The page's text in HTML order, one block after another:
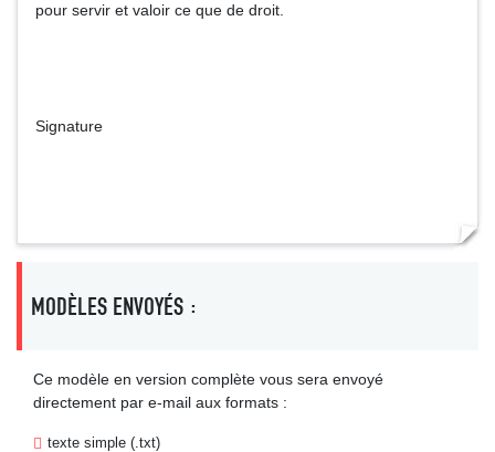
pour servir et valoir ce que de droit.
Signature
MODÈLES ENVOYÉS :
Ce modèle en version complète vous sera envoyé
directement par e-mail aux formats :
texte simple (.txt)